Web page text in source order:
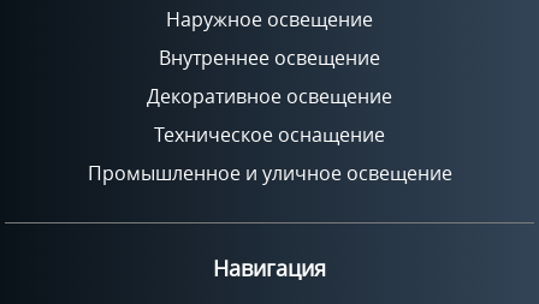
Наружное освещение
Внутреннее освещение
Декоративное освещение
Техническое оснащение
Промышленное и уличное освещение
Навигация